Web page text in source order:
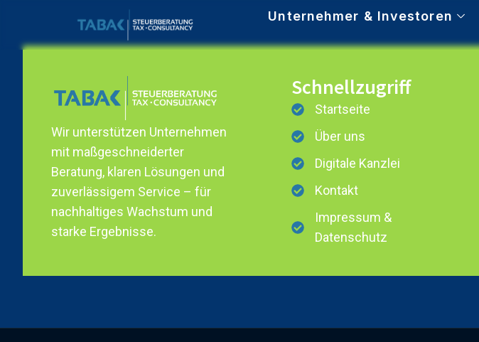
Unternehmer & Investoren
Wir unterstützen Unternehmen
mit maßgeschneiderter
Beratung, klaren Lösungen und
zuverlässigem Service – für
nachhaltiges Wachstum und
starke Ergebnisse.
Schnellzugriff
Startseite
Über uns
Digitale Kanzlei
Kontakt
Impressum &
Datenschutz